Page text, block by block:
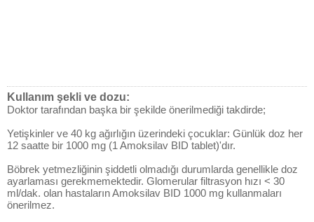
Kullanım şekli ve dozu:
Doktor tarafından başka bir şekilde önerilmediği takdirde;
Yetişkinler ve 40 kg ağırlığın üzerindeki çocuklar: Günlük doz her
12 saatte bir 1000 mg (1 Amoksilav BID tablet)'dır.
Böbrek yetmezliğinin şiddetli olmadığı durumlarda genellikle doz
ayarlaması gerekmemektedir. Glomerular filtrasyon hızı < 30
ml/dak. olan hastaların Amoksilav BID 1000 mg kullanmaları
önerilmez.